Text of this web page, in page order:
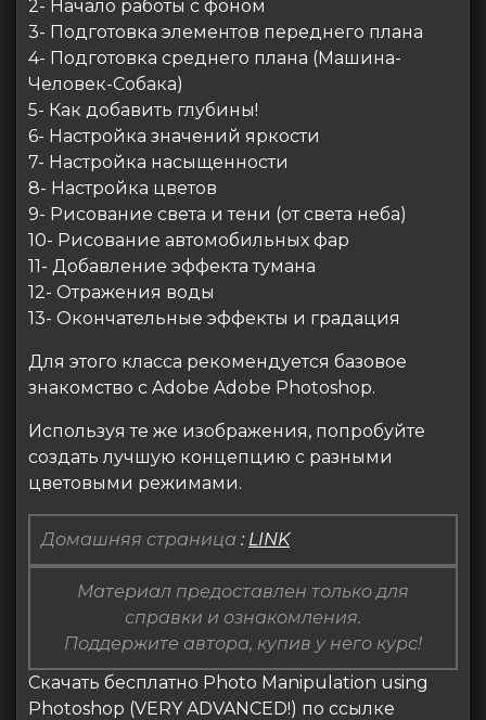
2- Начало работы с фоном
3- Подготовка элементов переднего плана
4- Подготовка среднего плана (Машина-
Человек-Собака)
5- Как добавить глубины!
6- Настройка значений яркости
7- Настройка насыщенности
8- Настройка цветов
9- Рисование света и тени (от света неба)
10- Рисование автомобильных фар
11- Добавление эффекта тумана
12- Отражения воды
13- Окончательные эффекты и градация
Для этого класса рекомендуется базовое
знакомство с Adobe Adobe Photoshop.
Используя те же изображения, попробуйте
создать лучшую концепцию с разными
цветовыми режимами.
Домашняя страница : LINK
Материал предоставлен только для
справки и ознакомления.
Поддержите автора, купив у него курс!
Скачать бесплатно Photo Manipulation using
Photoshop (VERY ADVANCED!) по ссылке